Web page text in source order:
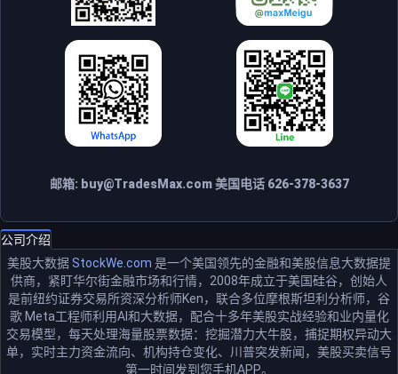
邮箱: buy@TradesMax.com美国电话 626-378-3637
公司介绍
美股大数据StockWe.com 是一个美国领先的金融和美股信息大数据提
供商，紧盯华尔街金融市场和行情，2008年成立于美国硅谷，创始人
是前纽约证券交易所资深分析师Ken，联合多位摩根斯坦利分析师，谷
歌 Meta工程师利用AI和大数据，配合十多年美股实战经验和业内量化
交易模型，每天处理海量股票数据：挖掘潜力大牛股，捕捉期权异动大
单，实时主力资金流向、机构持仓变化、川普突发新闻，美股买卖信号
第一时间发到您手机APP。